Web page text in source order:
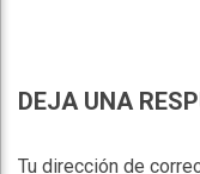
DEJA UNA
Tu dirección de